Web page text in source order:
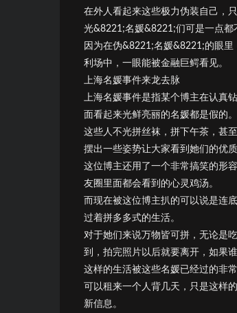
在外人看起来这些极力伪装自己，
光&8221;名媛&8221;们可是一点都
因为在伪&8221;名媛&8221;的眼
利场中，一眼能被金融巨鳄看见。
上海名媛事件来龙去脉
上海名媛事件是指某个博主在认真
面看起来光鲜亮丽的名媛都是假的。
这些人不光拼丝袜，拼下午茶，甚
摆出一些姿势让大家看到她们的优
这位博主还用了一个非常搞笑的形
友圈里面都会看到的心灵鸡汤。
而现在被这位博主扒的可以说是连
过着拼多多式的生活。
对于她们来说万物皆可拼，无论是
到，拍完照片以后就要离开，如果
这样的生活被这些名媛已经过的非
可以租来一个人背几天，只是这样
新信息。